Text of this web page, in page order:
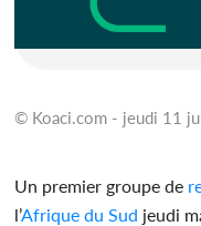
© Koaci.com - jeudi 11
Un premier groupe de
l’Afrique du Sud jeudi